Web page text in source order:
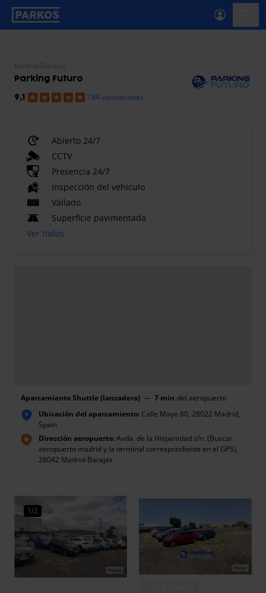
etiqueta-de-navegación-principal
Madrid-Barajas
Parking Futuro
9,1 784 valoraciones
Abierto 24/7
CCTV
Presencia 24/7
Inspección del vehículo
Vallado
Superficie pavimentada
Ver todos
Aparcamiento Shuttle (lanzadera) — 7 min del aeropuerto
P Ubicación del aparcamiento: Calle Mayo 80, 28022 Madrid,
Spain
Dirección aeropuerto:Avda. de la Hispanidad s/n. (Buscar
aeropuerto madrid y la terminal correspondiente en el GPS),
28042 Madrid-Barajas
1/2